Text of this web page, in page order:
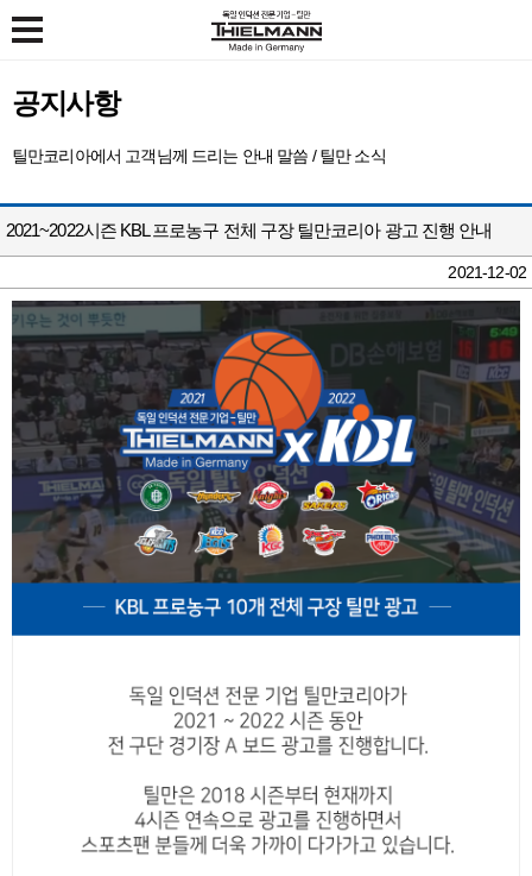
11만 고객의 선택
인덕션
설치 사례
키친컬렉션
키친컬렉션
고객지원
FAQ
고객의 소리
서비스 접수 / 이용 안내
제휴 제안
전국매장찾기
제품 동영상 가이드
경영철학
연혁
틸만소식
인재채용
오시는길
틸만몰
공지사항
틸만코리아에서 고객님께 드리는 안내 말씀 / 틸만 소식
2021~2022시즌 KBL 프로농구 전체 구장 틸만코리아 광고 진행 안내
2021-12-02